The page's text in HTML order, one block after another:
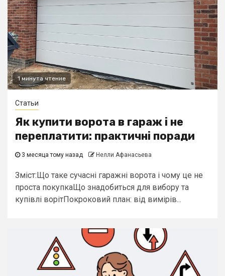
1 минута чтение
Статьи
Як купити ворота в гараж і не
переплатити: практичні поради
3 месяца тому назад Нелли Афанасьева
Зміст:Що таке сучасні гаражні ворота і чому це не
проста покупкаЩо знадобиться для вибору та
купівлі ворітПокроковий план: від вимірів...